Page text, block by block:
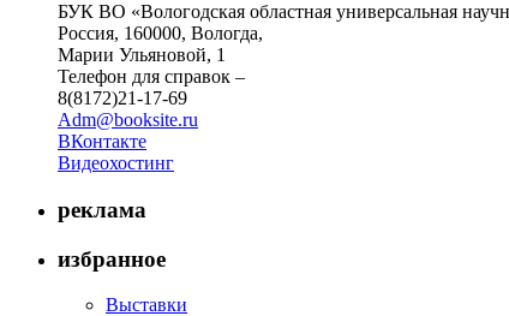
БУК ВО «Вологодская областная универсальная
Россия, 160000, Вологда,
Марии Ульяновой, 1
Телефон для справок –
8(8172)21-17-69
Adm@booksite.ru
ВКонтакте
Видеохостинг
реклама
избранное
Выставки